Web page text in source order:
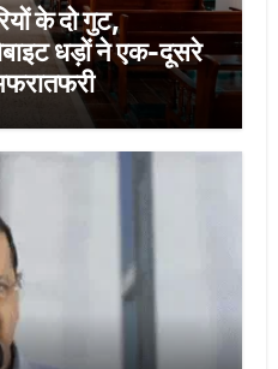
के दो गुट,
धड़ों ने एक-दूसरे